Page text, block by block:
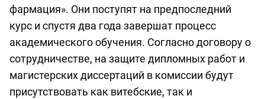
фармация». Они поступят на предпоследний
курс и спустя два года завершат процесс
академического обучения. Согласно договору о
сотрудничестве, на защите дипломных работ и
магистерских диссертаций в комиссии будут
присутствовать как витебские, так и